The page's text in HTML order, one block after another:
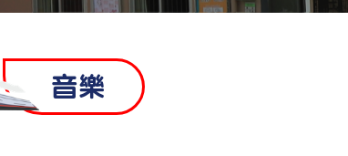
音樂